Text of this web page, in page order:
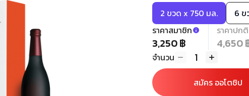
2 ขวด x 750 มล.
6 ข
ราคาสมาชิก
3,250 ฿
ราคาปกติ
4,650
จำนวน 1
สมัคร ออโตชิป